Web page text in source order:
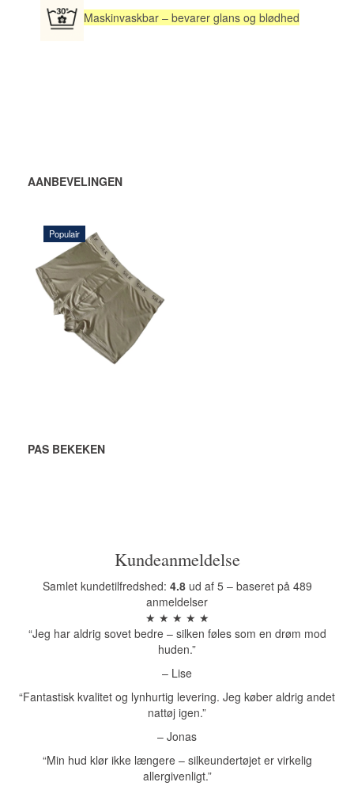
Maskinvaskbar – bevarer glans og blødhed
AANBEVELINGEN
Populair
252,00 DKK
VOEG TOE
AAN
WINKELWAGEN
PAS BEKEKEN
Kundeanmeldelse
Samlet kundetilfredshed: 4.8ud af 5 – baseret på 489
anmeldelser
★ ★ ★ ★ ★
“Jeg har aldrig sovet bedre – silken føles som en drøm mod
huden.”
– Lise
“Fantastisk kvalitet og lynhurtig levering. Jeg køber aldrig andet
nattøj igen.”
– Jonas
“Min hud klør ikke længere – silkeundertøjet er virkelig
allergivenligt.”